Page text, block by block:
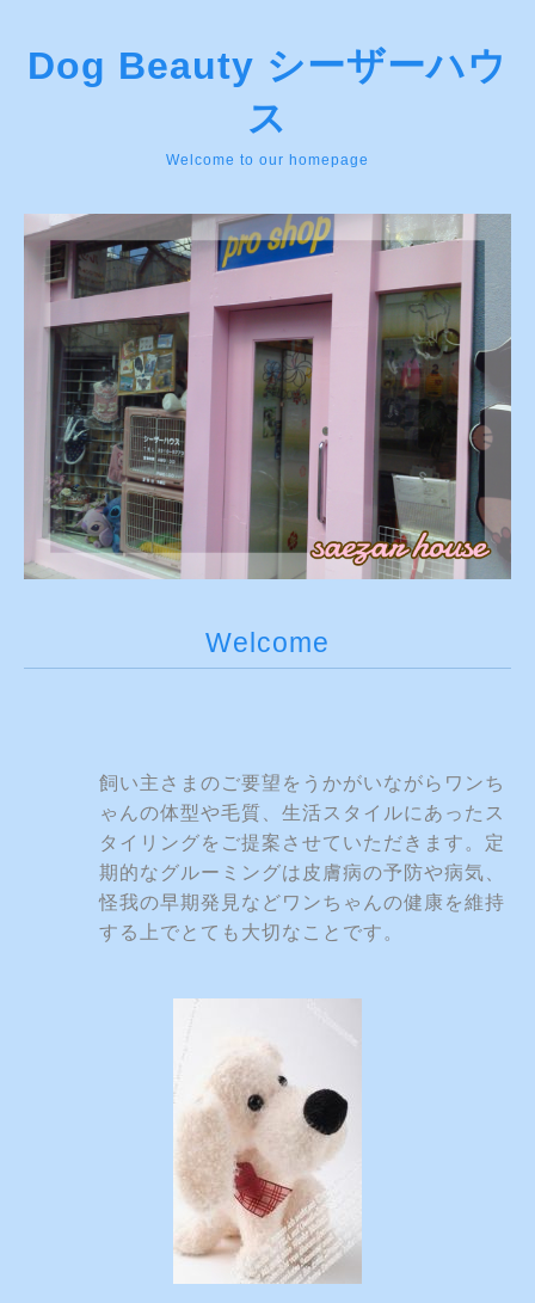
Dog Beauty シーザーハウ
ス
Welcome to our homepage
Welcome
飼い主さまのご要望をうかがいながら ワンち
ゃんの体型や毛質、生活スタイルにあったス
タイリン グをご提案させていただきます。定
期的なグルーミン グは皮膚病の予防や病気、
怪我の早期発見などワンちゃんの健康を維持
する上でとても大切なこと です。